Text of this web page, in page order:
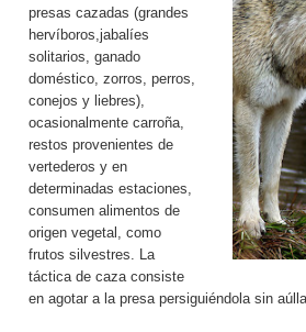
presas cazadas (grandes
hervíboros,jabalíes
solitarios, ganado
doméstico, zorros, perros,
conejos y liebres),
ocasionalmente carroña,
restos provenientes de
vertederos y en
determinadas estaciones,
consumen alimentos de
origen vegetal, como
frutos silvestres. La
táctica de caza consiste
en agotar a la presa persiguiéndola sin